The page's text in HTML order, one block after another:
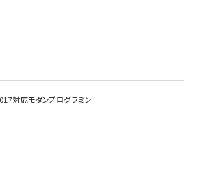
対応モダンプログラミン